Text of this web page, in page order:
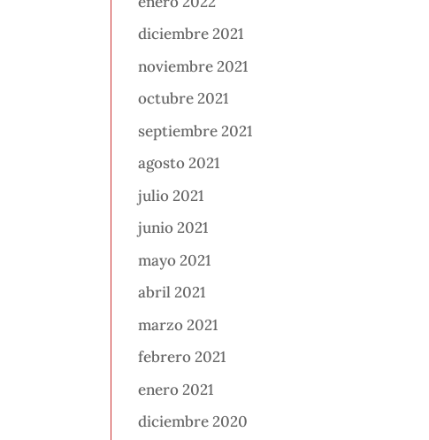
diciembre 2021
noviembre 2021
octubre 2021
septiembre 2021
agosto 2021
julio 2021
junio 2021
mayo 2021
abril 2021
marzo 2021
febrero 2021
enero 2021
diciembre 2020